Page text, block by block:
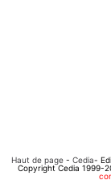
Haut de page - Cedia-
Copyright Cedia 1999-